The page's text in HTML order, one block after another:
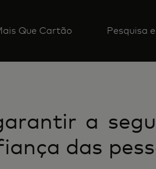
Que Cartão Pesquisa
a
das